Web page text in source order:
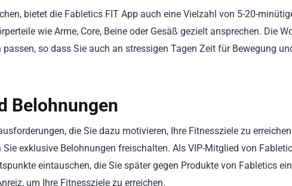
bietet die Fabletics FIT App auch eine Vielzahl von 5-20-
wie Arme, Core, Beine oder Gesäß gezielt ansprechen. Die
so dass Sie auch an stressigen Tagen Zeit für Bewegung
Belohnungen
die Sie dazu motivieren, Ihre Fitnessziele zu
exklusive Belohnungen freischalten. Als VIP-Mitglied von
eintauschen, die Sie später gegen Produkte von Fabletics
um Ihre Fitnessziele zu erreichen.